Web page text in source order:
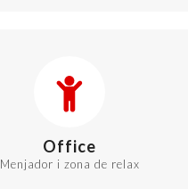
Office
Menjador i zona de relax